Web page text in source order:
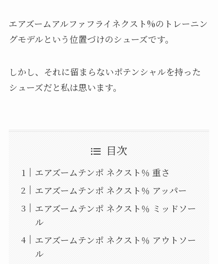
エアズームアルファフライネクスト%のトレーニン
グモデルという位置づけのシューズです。
しかし、それに留まらないポテンシャルを持った
シューズだと私は思います。
目次
エアズームテンポ ネクスト％ 重さ
エアズームテンポ ネクスト％ アッパー
エアズームテンポ ネクスト％ ミッドソー
ル
エアズームテンポ ネクスト％ アウトソー
ル